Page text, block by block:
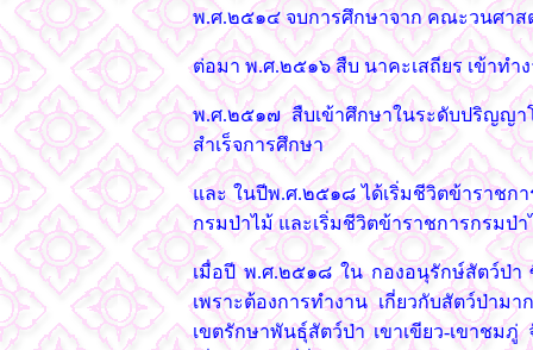
พ.ศ.๒๕๑๔ จบการศึกษาจาก คณะวนศาส
ต่อมา พ.ศ.๒๕๑๖ สืบ นาคะเสถียร เข้าท
พ.ศ.๒๕๑๗ สืบเข้าศึกษาในระดับปริญญ
สำเร็จการศึกษา
และ ในปีพ.ศ.๒๕๑๘ ได้เริ่มชีวิตข้าราชก
กรมป่าไม้ และเริ่มชีวิตข้าราชการกรมป่า
เมื่อปี พ.ศ.๒๕๑๘ ใน กองอนุรักษ์สัตว์ป่า
เพราะต้องการทำงาน เกี่ยวกับสัตว์ป่าม
เขตรักษาพันธุ์สัตว์ป่า เขาเขียว-เขาชม